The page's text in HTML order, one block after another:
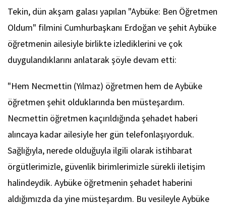
Tekin, dün akşam galası yapılan "Aybüke: Ben Öğretmen
Oldum" filmini Cumhurbaşkanı Erdoğan ve şehit Aybüke
öğretmenin ailesiyle birlikte izlediklerini ve çok
duygulandıklarını anlatarak şöyle devam etti:
"Hem Necmettin (Yılmaz) öğretmen hem de Aybüke
öğretmen şehit olduklarında ben müsteşardım.
Necmettin öğretmen kaçırıldığında şehadet haberi
alıncaya kadar ailesiyle her gün telefonlaşıyorduk.
Sağlığıyla, nerede olduğuyla ilgili olarak istihbarat
örgütlerimizle, güvenlik birimlerimizle sürekli iletişim
halindeydik. Aybüke öğretmenin şehadet haberini
aldığımızda da yine müsteşardım. Bu vesileyle Aybüke